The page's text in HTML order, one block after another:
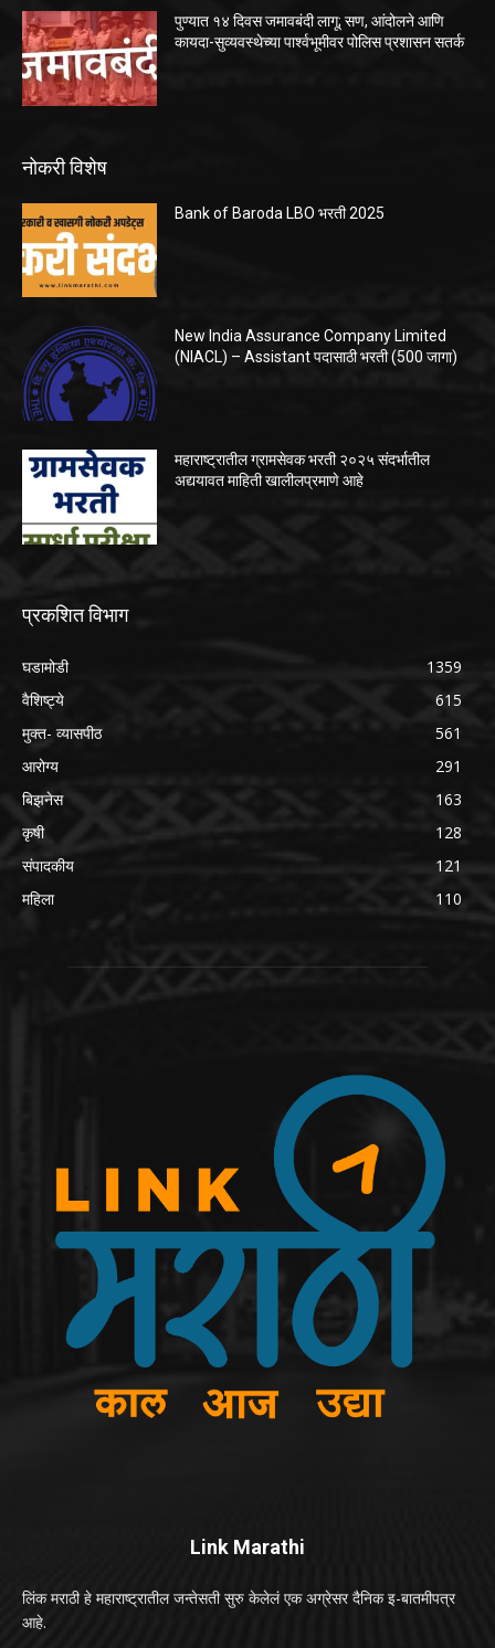
पुण्यात १४ दिवस जमावबंदी लागू; सण, आंदोलने आणि
कायदा-सुव्यवस्थेच्या पार्श्वभूमीवर पोलिस प्रशासन सतर्क
नोकरी विशेष
Bank of Baroda LBO भरती 2025
New India Assurance Company Limited
(NIACL) – Assistant पदासाठी भरती (500 जागा)
महाराष्ट्रातील ग्रामसेवक भरती २०२५ संदर्भातील
अद्ययावत माहिती खालीलप्रमाणे आहे
प्रकशित विभाग
घडामोडी
1359
वैशिष्ट्ये
615
मुक्त- व्यासपीठ
561
आरोग्य
291
बिझनेस
163
कृषी
128
संपादकीय
121
महिला
110
Link Marathi
लिंक मराठी हे महाराष्ट्रातील जन्तेसती सुरु केलेलं एक अग्रेसर दैनिक इ-बातमीपत्र
आहे.